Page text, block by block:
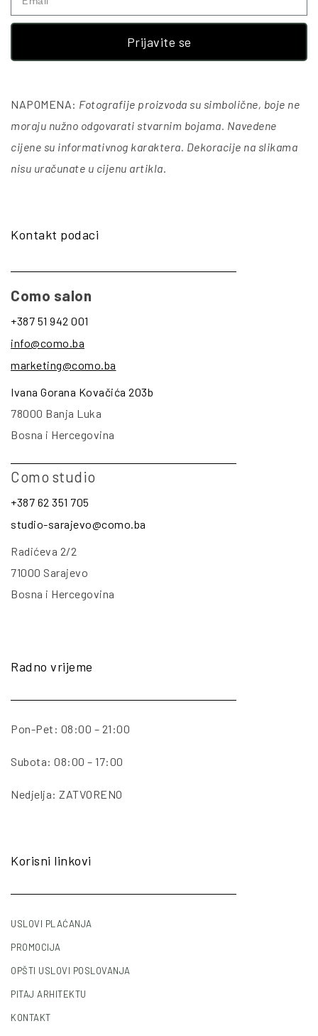
Prijavite se
NAPOMENA: Fotografije proizvoda su simbolične, boje ne
moraju nužno odgovarati stvarnim bojama. Navedene
cijene su informativnog karaktera. Dekoracije na slikama
nisu uračunate u cijenu artikla
Kontakt podaci
Como salon
+387 51 942 001
info@como.ba
marketing@como.ba
Ivana Gorana Kovačića 203b
78000 Banja Luka
Bosna i Hercegovina
Como studio
+387 62 351 705
studio-sarajevo@como.ba
Radićeva 2/2
71000 Sarajevo
Bosna i Hercegovina
Radno vrijeme
Pon-Pet: 08:00 – 21:00
Subota: 08:00 – 17:00
Nedjelja: ZATVORENO
Korisni linkovi
USLOVI PLAĆANJA
PROMOCIJA
OPŠTI USLOVI POSLOVANJA
PITAJ ARHITEKTU
KONTAKT